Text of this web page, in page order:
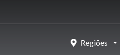
Regiões